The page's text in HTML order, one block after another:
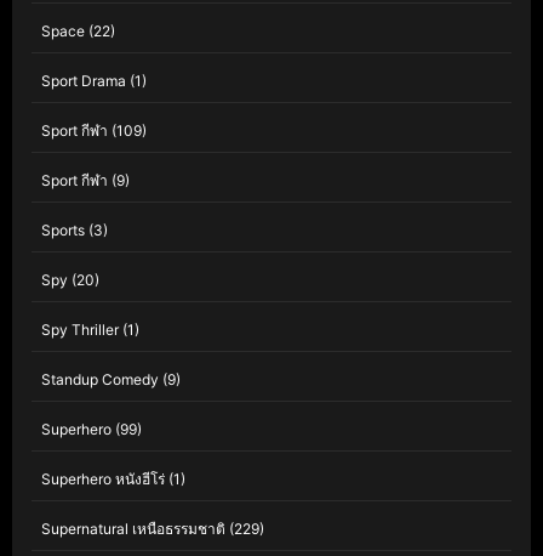
Space (22)
Sport Drama (1)
Sport กีฬา (109)
Sport กีฬา (9)
Sports (3)
Spy (20)
Spy Thriller(1)
Standup Comedy (9)
Superhero (99)
Superhero หนังฮีโร่ (1)
Supernatural เหนือธรรมชาติ (229)